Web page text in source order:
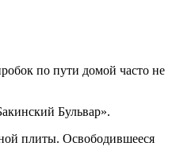
по пути домой часто не
Бульвар».
плиты. Освободившееся